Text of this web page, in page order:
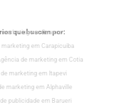
que buscam por:
marketing em Osasco
marketing em Carapicuiba
de marketing em Cotia
marketing em Itapevi
marketing em Alphaville
publicidade em Barueri